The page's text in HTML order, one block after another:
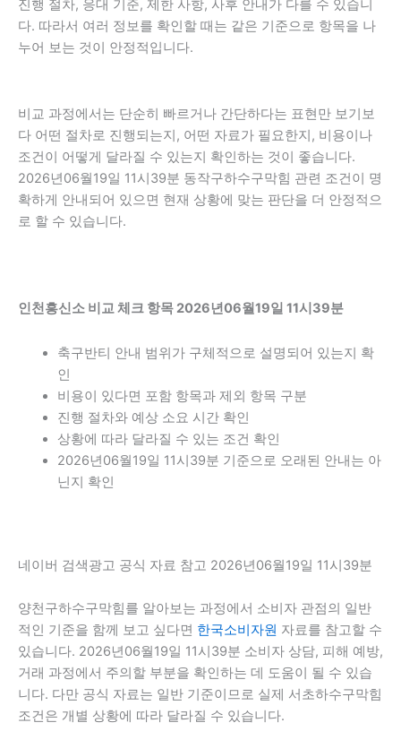
진행 절차, 응대 기준, 제한 사항, 사후 안내가 다를 수 있습니
다. 따라서 여러 정보를 확인할 때는 같은 기준으로 항목을 나
누어 보는 것이 안정적입니다.
비교 과정에서는 단순히 빠르거나 간단하다는 표현만 보기보
다 어떤 절차로 진행되는지, 어떤 자료가 필요한지, 비용이나
조건이 어떻게 달라질 수 있는지 확인하는 것이 좋습니다.
2026년06월19일 11시39분 동작구하수구막힘 관련 조건이 명
확하게 안내되어 있으면 현재 상황에 맞는 판단을 더 안정적으
로 할 수 있습니다.
인천흥신소 비교 체크 항목 2026년06월19일 11시39분
축구반티 안내 범위가 구체적으로 설명되어 있는지 확
인
비용이 있다면 포함 항목과 제외 항목 구분
진행 절차와 예상 소요 시간 확인
상황에 따라 달라질 수 있는 조건 확인
2026년06월19일 11시39분 기준으로 오래된 안내는 아
닌지 확인
네이버 검색광고 공식 자료 참고 2026년06월19일 11시39분
양천구하수구막힘를 알아보는 과정에서 소비자 관점의 일반
적인 기준을 함께 보고 싶다면 한국소비자원 자료를 참고할 수
있습니다. 2026년06월19일 11시39분 소비자 상담, 피해 예방,
거래 과정에서 주의할 부분을 확인하는 데 도움이 될 수 있습
니다. 다만 공식 자료는 일반 기준이므로 실제 서초하수구막힘
조건은 개별 상황에 따라 달라질 수 있습니다.